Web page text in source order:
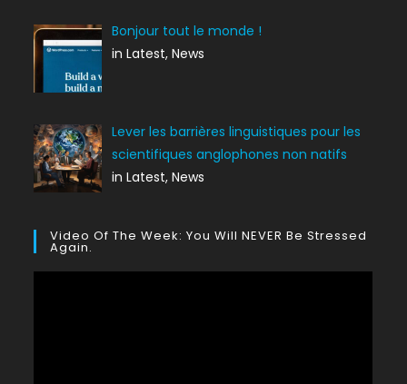
Bonjour tout le monde !
in Latest, News
Lever les barrières linguistiques pour les
scientifiques anglophones non natifs
in Latest, News
Video Of The Week: You Will NEVER Be Stressed
Again.